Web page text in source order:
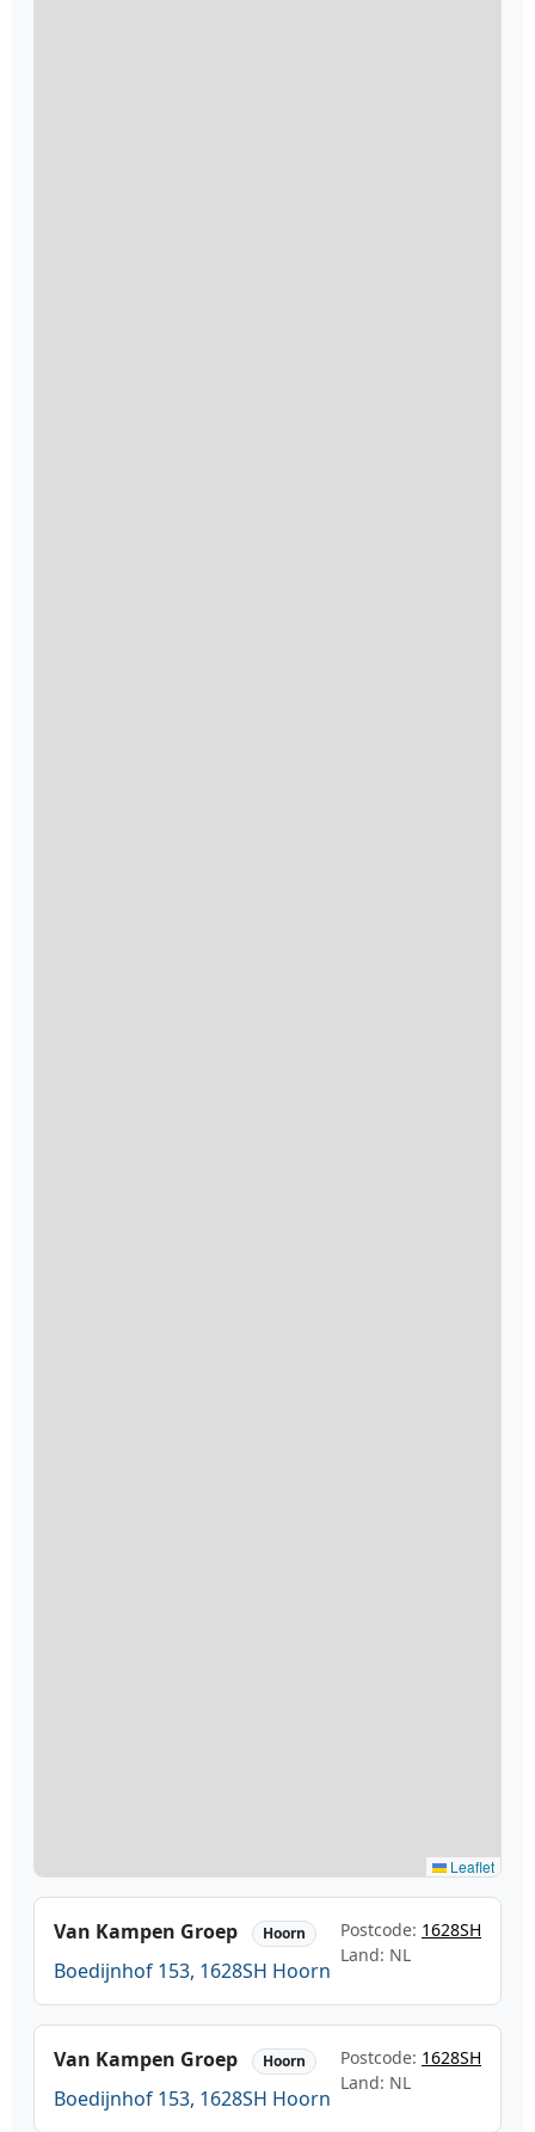
Leaflet
Van Kampen Groep Hoorn
Boedijnhof 153, 1628SH Hoorn
Postcode: 1628SH
Land: NL
Van Kampen Groep Hoorn
Boedijnhof 153, 1628SH Hoorn
Postcode: 1628SH
Land: NL